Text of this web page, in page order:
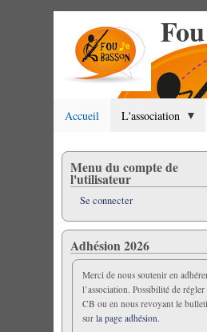
Accueil L'association
Menu du compte de
l'utilisateur
Se connecter
Adhésion 2026
Merci de nous soutenir en
l’association. Possibilité de
CB ou en nous revoyant le
surla page adhésion.